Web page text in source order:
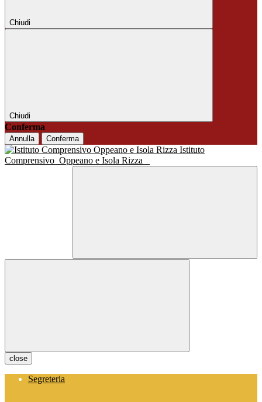
Chiudi
Chiudi
Conferma
Annulla Conferma
Istituto
Comprensivo Oppeano e Isola Rizza
close
Segreteria